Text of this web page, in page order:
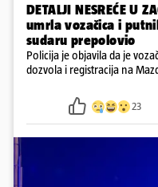
DETALJI NESREĆE U
umrla vozačica i
sudaru prepolovio
Policija je objavila da je
dozvola i registracija na
23